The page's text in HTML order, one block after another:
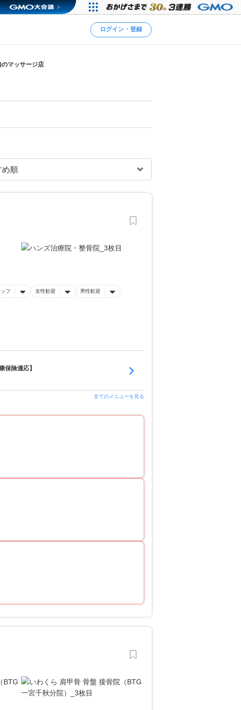
ログイン・登録
マッサージ店
フ 女性歓迎 男性歓迎
保険適応】
全てのメニューを見る